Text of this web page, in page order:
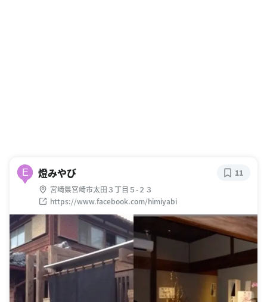
E 燈みやび
宮崎県宮崎市太田３丁目５-２３
https://www.facebook.com/himiyabi
11